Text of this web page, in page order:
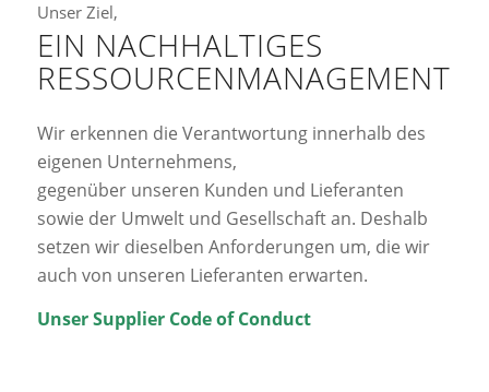
Unser Ziel,
EIN NACHHALTIGES
RESSOURCENMANAGEMENT
Wir erkennen die Verantwortung innerhalb des
eigenen Unternehmens,
gegenüber unseren Kunden und Lieferanten
sowie der Umwelt und Gesellschaft an. Deshalb
setzen wir dieselben Anforderungen um, die wir
auch von unseren Lieferanten erwarten.
Unser Supplier Code of Conduct